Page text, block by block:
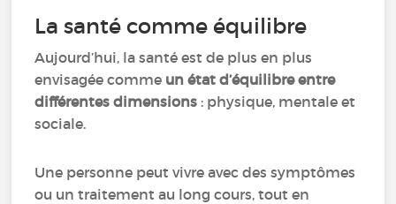
La santé comme équilibre
Aujourd’hui, la santé est de plus en plus
envisagée comme un état d’équilibre entre
différentes dimensions : physique, mentale et
sociale.
Une personne peut vivre avec des symptômes
ou un traitement au long cours, tout en